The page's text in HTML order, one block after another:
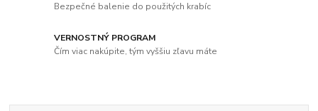
Bezpečné balenie do použitých krabíc
VERNOSTNÝ PROGRAM
Čím viac nakúpite, tým vyššiu zľavu máte